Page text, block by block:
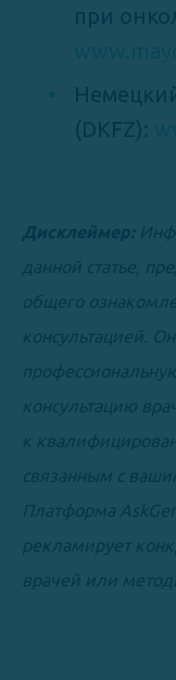
при
(DKFZ):
Дисклеймер:
данной статье,
общего
консультацией.
консультацию
к
связанным с
Платформа
рекламирует
врачей или